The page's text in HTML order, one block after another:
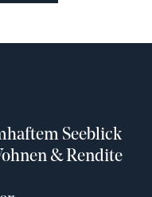
Seeblick
& Rendite